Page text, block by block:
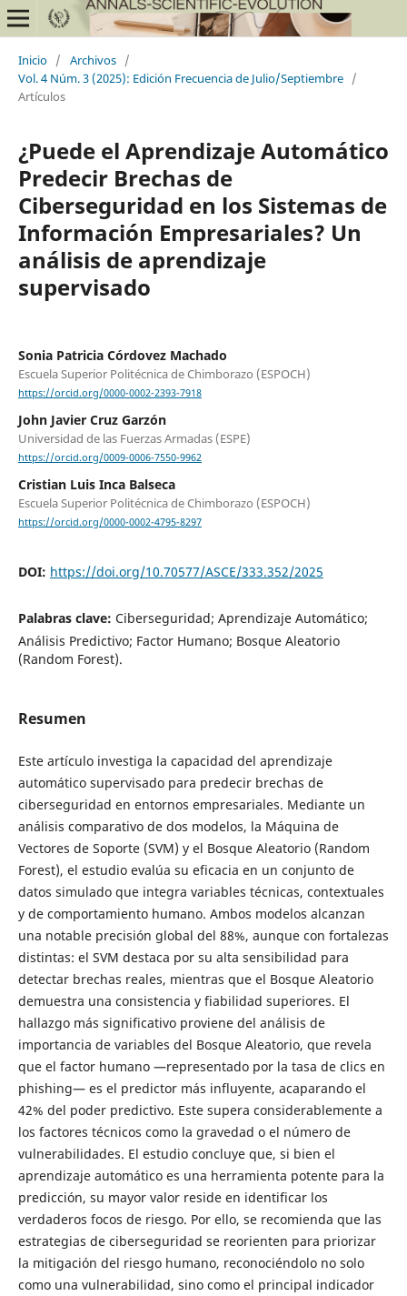
Inicio / Archivos /
Vol. 4 Núm. 3 (2025): Edición Frecuencia de Julio/Septiembre /
Artículos
¿Puede el Aprendizaje Automático
Predecir Brechas de
Ciberseguridad en los Sistemas de
Información Empresariales? Un
análisis de aprendizaje
supervisado
Sonia Patricia Córdovez Machado
Escuela Superior Politécnica de Chimborazo (ESPOCH)
https://orcid.org/0000-0002-2393-7918
John Javier Cruz Garzón
Universidad de las Fuerzas Armadas (ESPE)
https://orcid.org/0009-0006-7550-9962
Cristian Luis Inca Balseca
Escuela Superior Politécnica de Chimborazo (ESPOCH)
https://orcid.org/0000-0002-4795-8297
DOI: https://doi.org/10.70577/ASCE/333.352/2025
Palabras clave: Ciberseguridad; Aprendizaje Automático;
Análisis Predictivo; Factor Humano; Bosque Aleatorio
(Random Forest).
Resumen
Este artículo investiga la capacidad del aprendizaje
automático supervisado para predecir brechas de
ciberseguridad en entornos empresariales. Mediante un
análisis comparativo de dos modelos, la Máquina de
Vectores de Soporte (SVM) y el Bosque Aleatorio (Random
Forest), el estudio evalúa su eficacia en un conjunto de
datos simulado que integra variables técnicas, contextuales
y de comportamiento humano. Ambos modelos alcanzan
una notable precisión global del 88%, aunque con fortalezas
distintas: el SVM destaca por su alta sensibilidad para
detectar brechas reales, mientras que el Bosque Aleatorio
demuestra una consistencia y fiabilidad superiores. El
hallazgo más significativo proviene del análisis de
importancia de variables del Bosque Aleatorio, que revela
que el factor humano —representado por la tasa de clics en
phishing— es el predictor más influyente, acaparando el
42% del poder predictivo. Este supera considerablemente a
los factores técnicos como la gravedad o el número de
vulnerabilidades. El estudio concluye que, si bien el
aprendizaje automático es una herramienta potente para la
predicción, su mayor valor reside en identificar los
verdaderos focos de riesgo. Por ello, se recomienda que las
estrategias de ciberseguridad se reorienten para priorizar
la mitigación del riesgo humano, reconociéndolo no solo
como una vulnerabilidad, sino como el principal indicador